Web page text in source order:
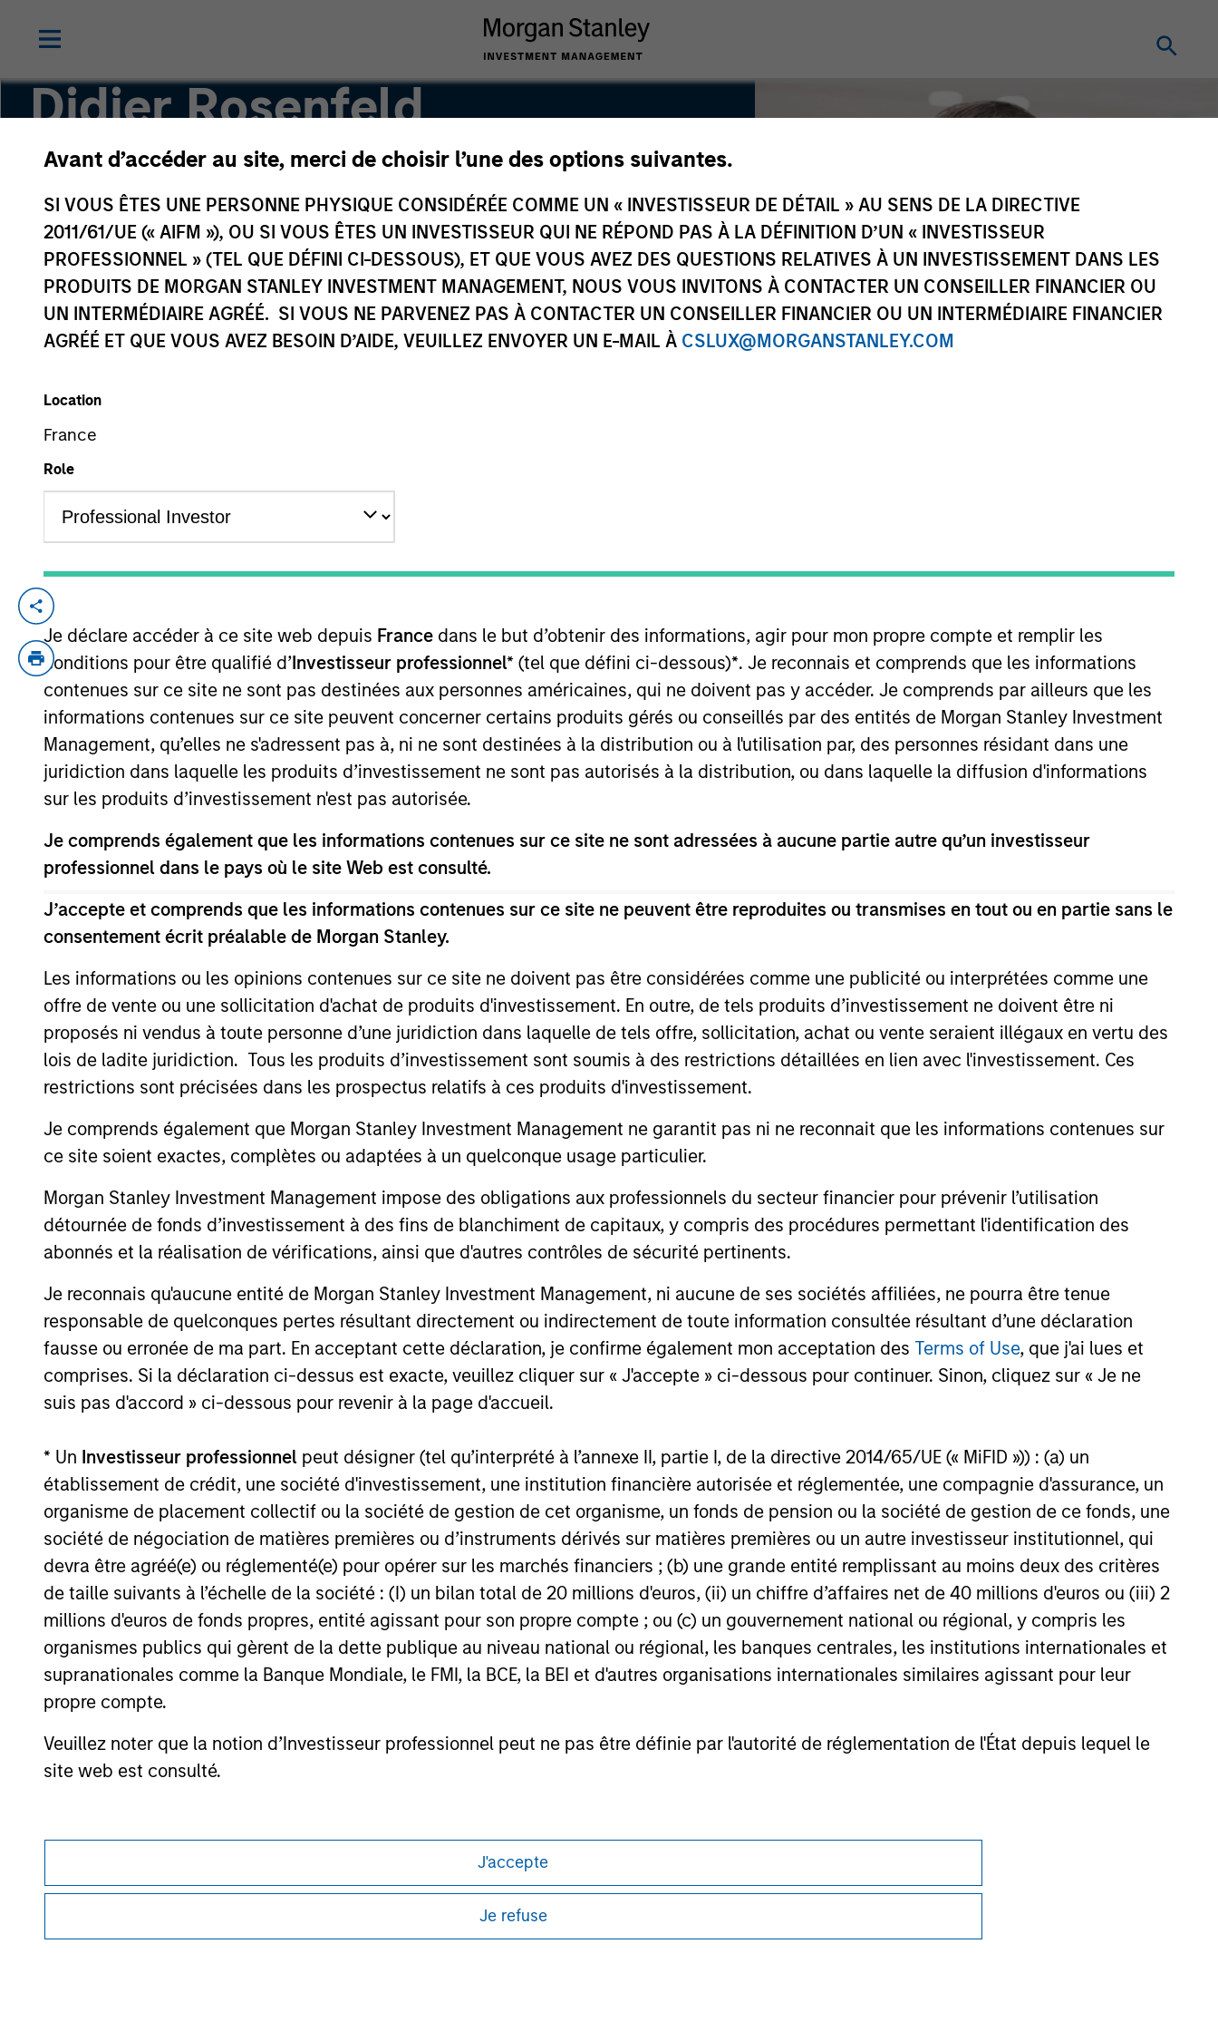
Avant d’accéder au site, merci de choisir l’une des options suivantes.
SI VOUS ÊTES UNE PERSONNE PHYSIQUE CONSIDÉRÉE COMME UN « INVESTISSEUR DE DÉTAIL » AU SENS DE LA DIRECTIVE
2011/61/UE (« AIFM »), OU SI VOUS ÊTES UN INVESTISSEUR QUI NE RÉPOND PAS À LA DÉFINITION D’UN « INVESTISSEUR
PROFESSIONNEL » (TEL QUE DÉFINI CI-DESSOUS), ET QUE VOUS AVEZ DES QUESTIONS RELATIVES À UN INVESTISSEMENT DANS LES
PRODUITS DE MORGAN STANLEY INVESTMENT MANAGEMENT, NOUS VOUS INVITONS À CONTACTER UN CONSEILLER FINANCIER OU
UN INTERMÉDIAIRE AGRÉÉ. SI VOUS NE PARVENEZ PAS À CONTACTER UN CONSEILLER FINANCIER OU UN INTERMÉDIAIRE FINANCIER
AGRÉÉ ET QUE VOUS AVEZ BESOIN D’AIDE, VEUILLEZ ENVOYER UN E-MAIL À CSLUX@MORGANSTANLEY.COM
Location
France
Role
Je déclare accéder à ce site web depuis France dans le but d’obtenir des informations, agir pour mon propre compte et remplir les
conditions pour être qualifié d’Investisseur professionnel* (tel que défini ci-dessous)*. Je reconnais et comprends que les informations
contenues sur ce site ne sont pas destinées aux personnes américaines, qui ne doivent pas y accéder. Je comprends par ailleurs que les
informations contenues sur ce site peuvent concerner certains produits gérés ou conseillés par des entités de Morgan Stanley Investment
Management, qu’elles ne s'adressent pas à, ni ne sont destinées à la distribution ou à l'utilisation par, des personnes résidant dans une
juridiction dans laquelle les produits d’investissement ne sont pas autorisés à la distribution, ou dans laquelle la diffusion d'informations
sur les produits d’investissement n'est pas autorisée.
Je comprends également que les informations contenues sur ce site ne sont adressées à aucune partie autre qu’un investisseur
professionnel dans le pays où le site Web est consulté.
J’accepte et comprends que les informations contenues sur ce site ne peuvent être reproduites ou transmises en tout ou en partie sans le
consentement écrit préalable de Morgan Stanley.
Les informations ou les opinions contenues sur ce site ne doivent pas être considérées comme une publicité ou interprétées comme une
offre de vente ou une sollicitation d'achat de produits d'investissement. En outre, de tels produits d’investissement ne doivent être ni
proposés ni vendus à toute personne d’une juridiction dans laquelle de tels offre, sollicitation, achat ou vente seraient illégaux en vertu des
lois de ladite juridiction. Tous les produits d’investissement sont soumis à des restrictions détaillées en lien avec l'investissement. Ces
restrictions sont précisées dans les prospectus relatifs à ces produits d'investissement.
Je comprends également que Morgan Stanley Investment Management ne garantit pas ni ne reconnait que les informations contenues sur
ce site soient exactes, complètes ou adaptées à un quelconque usage particulier.
Morgan Stanley Investment Management impose des obligations aux professionnels du secteur financier pour prévenir l’utilisation
détournée de fonds d’investissement à des fins de blanchiment de capitaux, y compris des procédures permettant l'identification des
abonnés et la réalisation de vérifications, ainsi que d'autres contrôles de sécurité pertinents.
Je reconnais qu'aucune entité de Morgan Stanley Investment Management, ni aucune de ses sociétés affiliées, ne pourra être tenue
responsable de quelconques pertes résultant directement ou indirectement de toute information consultée résultant d’une déclaration
fausse ou erronée de ma part. En acceptant cette déclaration, je confirme également mon acceptation des Terms of Use, que j'ai lues et
comprises. Si la déclaration ci-dessus est exacte, veuillez cliquer sur « J'accepte » ci-dessous pour continuer. Sinon, cliquez sur « Je ne
suis pas d'accord » ci-dessous pour revenir à la page d'accueil.
* Un Investisseur professionnel peut désigner (tel qu’interprété à l’annexe II, partie I, de la directive 2014/65/UE (« MiFID »)) : (a) un
établissement de crédit, une société d'investissement, une institution financière autorisée et réglementée, une compagnie d'assurance, un
organisme de placement collectif ou la société de gestion de cet organisme, un fonds de pension ou la société de gestion de ce fonds, une
société de négociation de matières premières ou d’instruments dérivés sur matières premières ou un autre investisseur institutionnel, qui
devra être agréé(e) ou réglementé(e) pour opérer sur les marchés financiers ; (b) une grande entité remplissant au moins deux des critères
de taille suivants à l’échelle de la société : (I) un bilan total de 20 millions d'euros, (ii) un chiffre d’affaires net de 40 millions d'euros ou (iii) 2
millions d'euros de fonds propres, entité agissant pour son propre compte ; ou (c) un gouvernement national ou régional, y compris les
organismes publics qui gèrent de la dette publique au niveau national ou régional, les banques centrales, les institutions internationales et
supranationales comme la Banque Mondiale, le FMI, la BCE, la BEI et d'autres organisations internationales similaires agissant pour leur
propre compte.
Veuillez noter que la notion d’Investisseur professionnel peut ne pas être définie par l'autorité de réglementation de l'État depuis lequel le
site web est consulté.
J'accepte
Je refuse
Didier Rosenfeld
Executive Director
YEARS OF INDUSTRY EXPERIENCE
24 Years
investment experience managing international, global and U.S. equity mandates. Prior to joining the firm, Didier was a senior
portfolio manager at GIC. Previously, he was the head of International and Global Active Equity strategies at State Street Global
Advisors. Didier received a Master of Business Administration with a focus on Finance from Northeastern University and a Master
in Management with a focus on Finance from Neoma Business School. He holds the Chartered Financial Analyst designation.
Emerging Markets Equity Team
Passport Overseas
Equity Strategy
Core, integrated approach to global equity investing through country/currency,
sector/thematic and stock decisions.
Team Insights
TALES FROM THE EMERGING WORLD
From Electric Vehicles to
Humanoids: China’s Next
Manufacturing Leap
Humanoid robots sit at the intersection of
hardware, AI, manufacturing, real-world
data and customer integration. Longer-
intelligence, software and fleet learning.
China’s humanoid robots are beginning to
move from televised spectacles to
manufacturing and commercial roles.
05-AUG-2026
BIG PICTURE
Video: Ten Investment Truths
About Artificial Intelligence
In thisBig Picture video,Jitania Kandhari
covers ten investment truths about AI:
from the extraordinary speed of the
infrastructure buildout, to the rise of
autonomous agents, to the two competing
geopolitical order for decades.
07-JUL-2026
TALES FROM THE EMERGING WORLD
Terms of Trade: The Quiet
Tailwind Behind Emerging
Market’s Comeback
A common thread across emerging
markets is an improvement in their terms
of trade, which is helping to strengthen
external balances, support currencies and
and Uday Tharar explain.
23-JUN-2026
May not represent all Team Members.
The information on this page is for informational purposes only. The information contained herein does not constitute and should not be construed as an
offering of advisory services or an offer to sell or a solicitation of an offer to buy any securities in any jurisdiction in which such offer or solicitation,
purchase or sale would be unlawful under the securities, insurance or other laws of such jurisdiction.
Morgan Stanley